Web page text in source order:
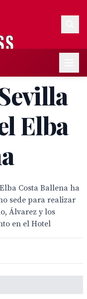
Elba
Costa Ballena ha
sede para realizar
Álvarez y los
en el Hotel